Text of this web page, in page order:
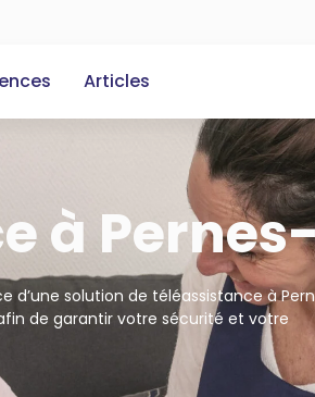
Articles
à
d’une solution de téléassistance à
de garantir votre sécurité et votre